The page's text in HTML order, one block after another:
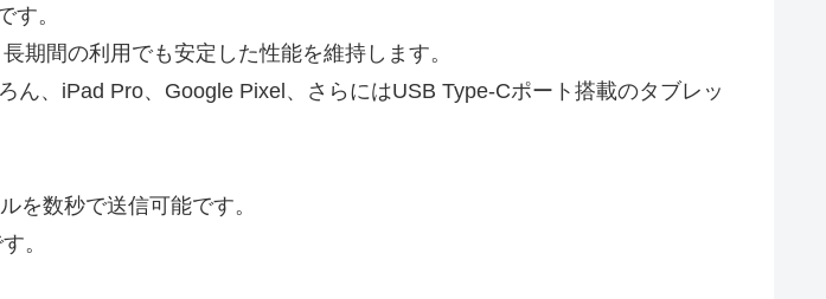
す。
期間の利用でも安定した性能を維持します。
、iPad Pro、Google Pixel、さらにはUSB Type-Cポート搭載のタブレッ
を数秒で送信可能です。
。